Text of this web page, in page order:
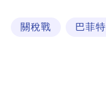
場
關稅戰 巴菲特